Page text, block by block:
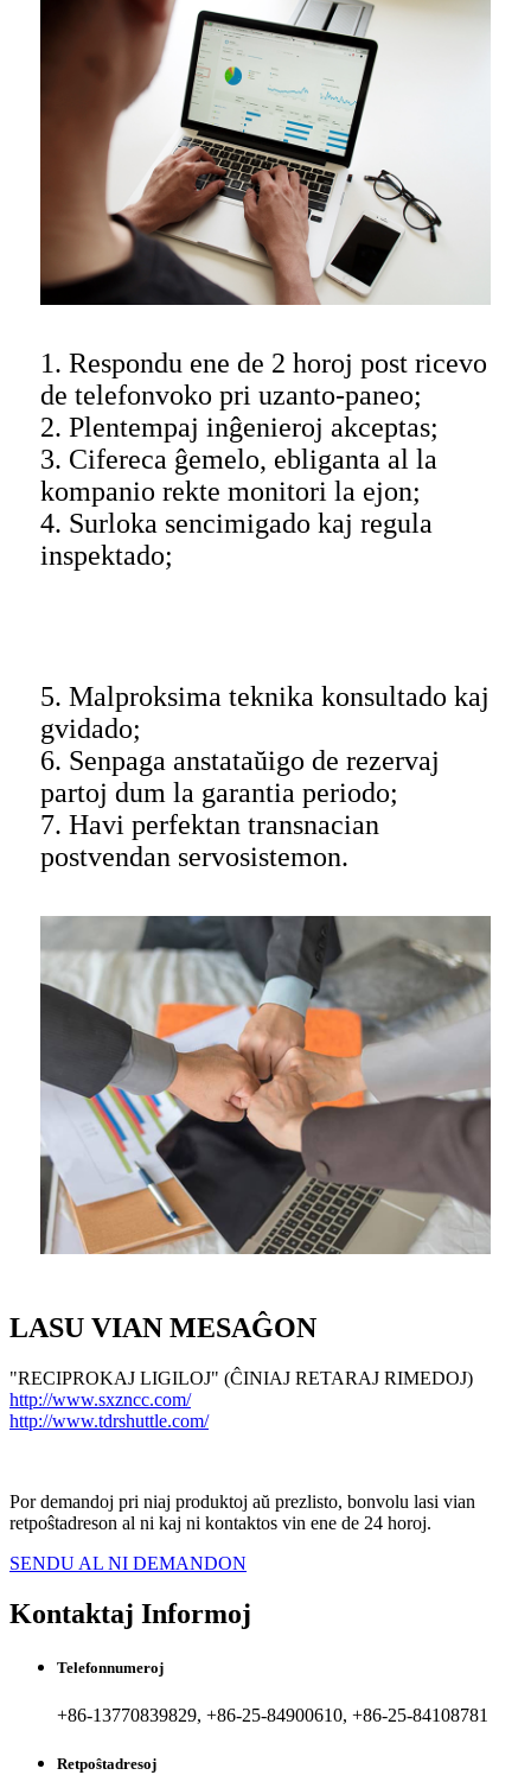
1. Respondu ene de 2 horoj post ricevo
de telefonvoko pri uzanto-paneo;
2. Plentempaj inĝenieroj akceptas;
3. Cifereca ĝemelo, ebliganta al la
kompanio rekte monitori la ejon;
4. Surloka sencimigado kaj regula
inspektado;
5. Malproksima teknika konsultado kaj
gvidado;
6. Senpaga anstataŭigo de rezervaj
partoj dum la garantia periodo;
7. Havi perfektan transnacian
postvendan servosistemon.
LASU VIAN MESAĜON
"RECIPROKAJ LIGILOJ" (ĈINIAJ RETARAJ RIMEDOJ)
http://www.sxzncc.com/
http://www.tdrshuttle.com/
Por demandoj pri niaj produktoj aŭ prezlisto, bonvolu lasi vian
retpoŝtadreson al ni kaj ni kontaktos vin ene de 24 horoj.
SENDU AL NI DEMANDON
Kontaktaj Informoj
Telefonnumeroj
+86-13770839829, +86-25-84900610, +86-25-84108781
Retpoŝtadresoj